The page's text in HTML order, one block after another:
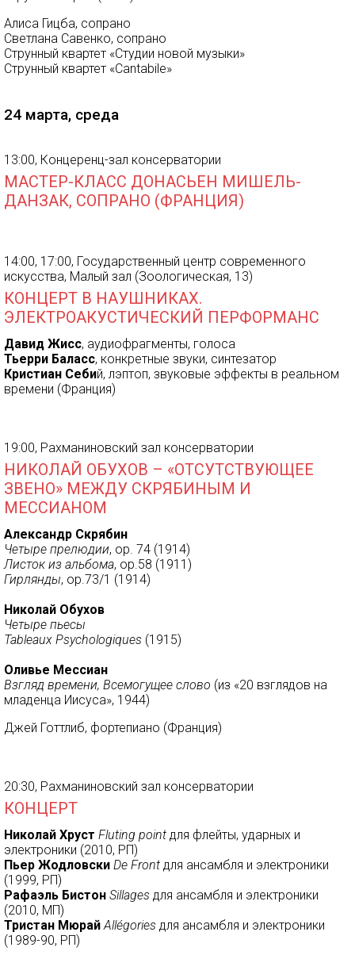
Алиса Гицба, сопрано
Светлана Савенко, сопрано
Струнный квартет «Студии новой музыки»
Струнный квартет «Cantabile»
24 марта, среда
13:00, Концеренц-зал консерватории
МАСТЕР-КЛАСС ДОНАСЬЕН МИШЕЛЬ-
ДАНЗАК, СОПРАНО (ФРАНЦИЯ)
14:00, 17:00, Государственный центр современного
искусства, Малый зал (Зоологическая, 13)
КОНЦЕРТ В НАУШНИКАХ.
ЭЛЕКТРОАКУСТИЧЕСКИЙ ПЕРФОРМАНС
Давид Жисс, аудиофрагменты, голоса
Тьерри Баласc, конкретные звуки, синтезатор
Кристиан Себий, лэптоп, звуковые эффекты в реальном
времени (Франция)
19:00, Рахманиновский зал консерватории
НИКОЛАЙ ОБУХОВ – «ОТСУТСТВУЮЩЕЕ
ЗВЕНО» МЕЖДУ СКРЯБИНЫМ И
МЕССИАНОМ
Александр Скрябин
Четыре прелюдии, ор. 74 (1914)
Листок из альбома, ор.58 (1911)
Гирлянды, ор.73/1 (1914)
Николай Обухов
Четыре пьесы
Tableaux Psychologiques (1915)
Оливье Мессиан
Взгляд времени, Всемогущее слово (из «20 взглядов на
младенца Иисуса», 1944)
Джей Готтлиб, фортепиано (Франция)
20:30, Рахманиновский зал консерватории
КОНЦЕРТ
Николай Хруст Fluting point для флейты, ударных и
электроники (2010, РП)
Пьер Жодловски De Front для ансамбля и электроники
(1999, РП)
Рафаэль Бистон Sillages для ансамбля и электроники
(2010, МП)
Тристан МюрайAllégories для ансамбля и электроники
(1989-90, РП)